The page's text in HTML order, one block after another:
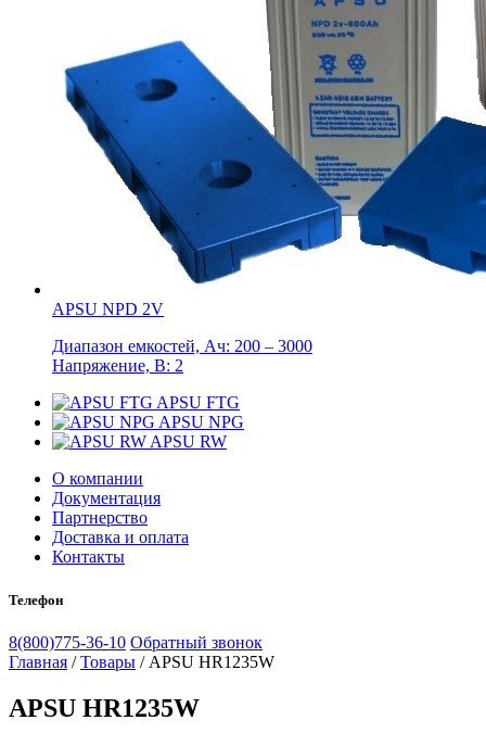
APSU NPD 2V
Диапазон емкостей, Ач: 200 – 3000
Напряжение, В: 2
APSU FTG
APSU NPG
APSU RW
О компании
Документация
Партнерство
Доставка и оплата
Контакты
Телефон
8(800)775-36-10 Обратный звонок
Главная /Товары / APSU HR1235W
APSU HR1235W